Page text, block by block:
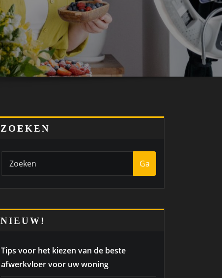
ZOEKEN
Ga
NIEUW!
Tips voor het kiezen van de beste
afwerkvloer voor uw woning